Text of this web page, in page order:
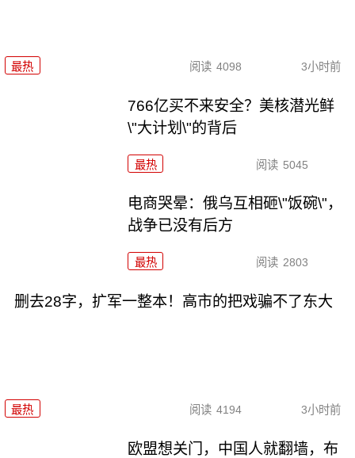
最热 阅读 4098 3小时前
766亿买不来安全？美核潜光鲜
\"大计划\"的背后
最热 阅读 5045
电商哭晕：俄乌互相砸\"饭碗\"，
战争已没有后方
最热 阅读 2803
删去28字，扩军一整本！高市的把戏骗不了东大
最热 阅读 4194 3小时前
欧盟想关门，中国人就翻墙，布